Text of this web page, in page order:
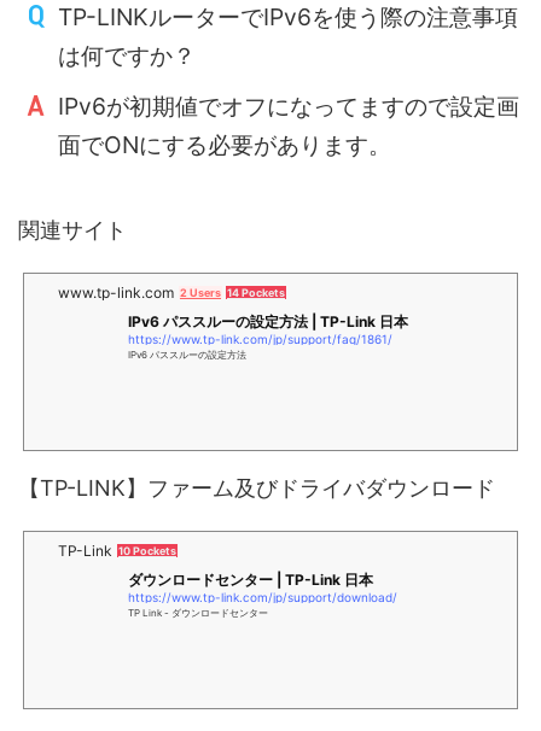
TP-LINKルーターでIPv6を使う際の注意事項
は何ですか？
IPv6が初期値でオフになってますので設定画
面でONにする必要があります。
関連サイト
www.tp-link.com 2 Users 14 Pockets
IPv6 パススルーの設定方法 | TP-Link 日本
https://www.tp-link.com/jp/support/faq/1861/
IPv6 パススルーの設定方法
【TP-LINK】ファーム及びドライバダウンロード
TP-Link 10 Pockets
ダウンロードセンター | TP-Link 日本
https://www.tp-link.com/jp/support/download/
TP Link - ダウンロードセンター